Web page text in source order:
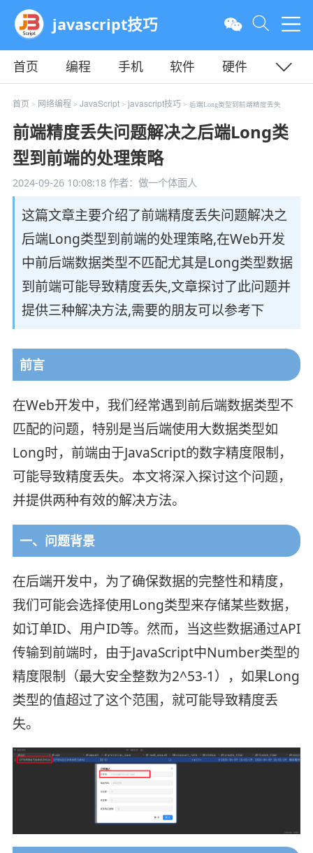
javascript技巧
首页 编程 手机 软件
硬件
教程
平面 服务器
首页 > 网络编程 > JavaScript> javascript技巧 > 后端Long类型到前端精度丢失
前端精度丢失问题解决之后端Long类
型到前端的处理策略
2024-09-26 10:08:18作者：做一个体面人
这篇文章主要介绍了前端精度丢失问题解决之
后端Long类型到前端的处理策略,在Web开发
中前后端数据类型不匹配尤其是Long类型数据
到前端可能导致精度丢失,文章探讨了此问题并
提供三种解决方法,需要的朋友可以参考下
前言
在Web开发中，我们经常遇到前后端数据类型不
匹配的问题，特别是当后端使用大数据类型如
Long时，前端由于JavaScript的数字精度限制，
可能导致精度丢失。本文将深入探讨这个问题，
并提供两种有效的解决方法。
一、问题背景
在后端开发中，为了确保数据的完整性和精度，
我们可能会选择使用Long类型来存储某些数据，
如订单ID、用户ID等。然而，当这些数据通过API
传输到前端时，由于JavaScript中Number类型的
精度限制（最大安全整数为2^53-1），如果Long
类型的值超过了这个范围，就可能导致精度丢
失。